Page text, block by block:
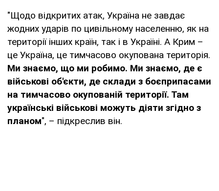
"Щодо відкритих атак, Україна не завдає
жодних ударів по цивільному населенню, як на
території інших країн, так і в Україні. А Крим –
це Україна, це тимчасово окупована територія.
Ми знаємо, що ми робимо. Ми знаємо, де є
військові об'єкти, де склади з боєприпасами
на тимчасово окупованій території. Там
українські військові можуть діяти згідно з
планом", – підкреслив він.